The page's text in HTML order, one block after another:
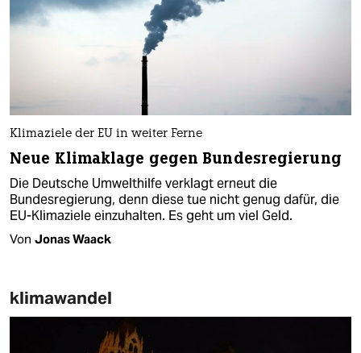
Klimaziele der EU in weiter Ferne
Neue Klimaklage gegen Bundesregierung
Die Deutsche Umwelthilfe verklagt erneut die
Bundesregierung, denn diese tue nicht genug dafür, die
EU-Klimaziele einzuhalten. Es geht um viel Geld.
Von Jonas Waack
klimawandel